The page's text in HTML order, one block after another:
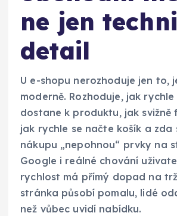
ne jen
detail
U e-shopu nerozhoduje jen to,
moderně. Rozhoduje, jak
dostane k produktu, jak svižně
jak rychle se načte košík a zda
nákupu „nepohnou“ prvky na
Google i reálné chování
rychlost má přímý dopad na
stránka působí pomalu, lidé
než vůbec uvidí nabídku.